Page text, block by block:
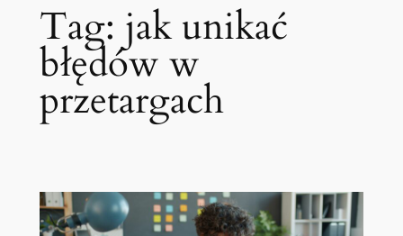
Tag: jak unikać
błędów w
przetargach